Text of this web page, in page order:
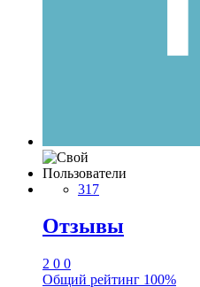
Пользователи
317
Отзывы
2 0 0
Общий рейтинг 100%